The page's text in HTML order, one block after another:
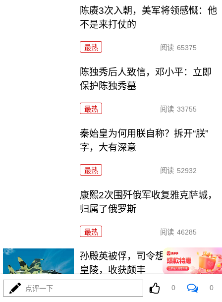
陈赓3次入朝，美军将领感慨：他
不是来打仗的
最热 阅读 65375
陈独秀后人致信，邓小平：立即
保护陈独秀墓
最热 阅读 33755
秦始皇为何用朕自称？拆开“朕”
字，大有深意
最热 阅读 52932
康熙2次围歼俄军收复雅克萨城，
归属了俄罗斯
最热 阅读 46285
孙殿英被俘，司令想起他曾盗过
皇陵，收获颇丰
44326
点评一下 0 0